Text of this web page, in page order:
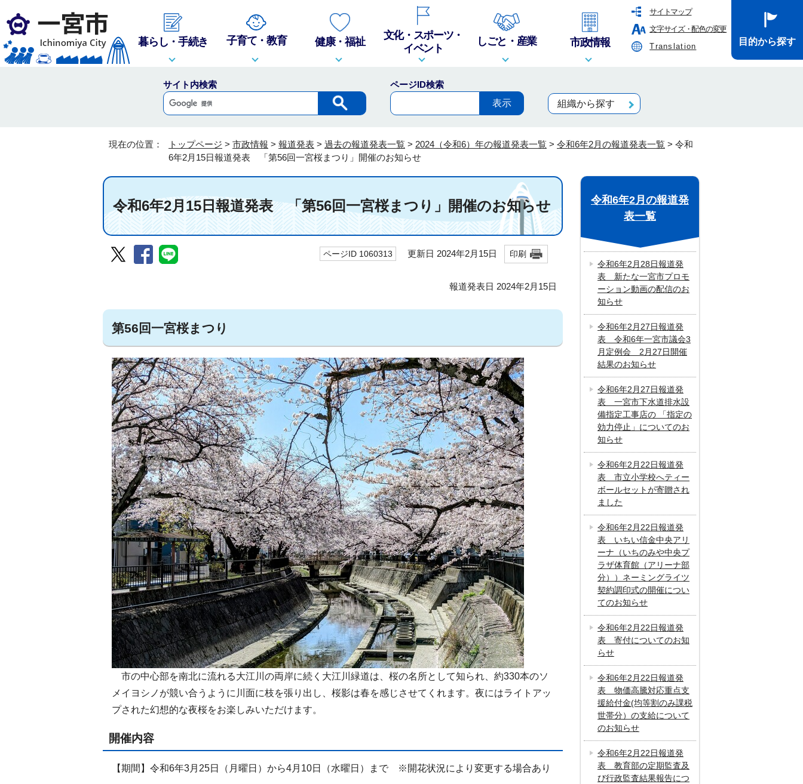
サイトマップ
文字サイズ・配色の変更
Translation
暮らし・手続き 子育て・教育 健康・福祉
文化・スポーツ・
イベント
しごと・産業 市政情報 目的から探す
サイト内検索
ページID検索
組織から探す
現在の位置： トップページ > 市政情報 > 報道発表 > 過去の報道発表一覧 > 2024（令和6）年の報道発表一覧 > 令和6年2月の報道発表一覧 > 令和
6年2月15日報道発表 「第56回一宮桜まつり」開催のお知らせ
令和6年2月15日報道発表 「第56回一宮桜まつり」開催のお知らせ
ページID 1060313 更新日 2024年2月15日 印刷
報道発表日 2024年2月15日
第56回一宮桜まつり
市の中心部を南北に流れる大江川の両岸に続く大江川緑道は、桜の名所として知られ、約330本のソ
メイヨシノが競い合うように川面に枝を張り出し、桜影は春を感じさせてくれます。夜にはライトアッ
プされた幻想的な夜桜をお楽しみいただけます。
開催内容
【期間】令和6年3月25日（月曜日）から4月10日（水曜日）まで ※開花状況により変更する場合あり
令和6年2月の報道発
表一覧
令和6年2月28日報道発
表 新たな一宮市プロモ
ーション動画の配信のお
知らせ
令和6年2月27日報道発
表 令和6年一宮市議会3
月定例会 2月27日開催
結果のお知らせ
令和6年2月27日報道発
表 一宮市下水道排水設
備指定工事店の 「指定の
効力停止」についてのお
知らせ
令和6年2月22日報道発
表 市立小学校へティー
ボールセットが寄贈され
ました
令和6年2月22日報道発
表 いちい信金中央アリ
ーナ（いちのみや中央プ
ラザ体育館（アリーナ部
分））ネーミングライツ
契約調印式の開催につい
てのお知らせ
令和6年2月22日報道発
表 寄付についてのお知
らせ
令和6年2月22日報道発
表 物価高騰対応重点支
援給付金(均等割のみ課税
世帯分）の支給について
のお知らせ
令和6年2月22日報道発
表 教育部の定期監査及
び行政監査結果報告につ